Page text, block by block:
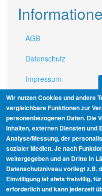
AGB
Datenschutz
Impressum
Link zur OS-Plattform
Widerrufsrecht
Wir nutzen Cookies und andere
vergleichbare Funktionen zur
personenbezogenen Daten. Die
Inhalten, externen Diensten und
Analyse/Messung, der
sozialer Medien. Je nach
weitergegeben und an Dritte in
Datenschutzniveau vorliegt z.B.
Einwilligung ist stets freiwillig,
erforderlich und kann jederzeit